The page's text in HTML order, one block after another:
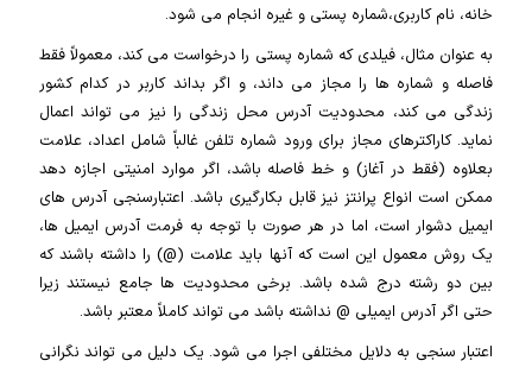
خانه، نام کاربری،شماره پستی و غیره انجام می شود.
به عنوان مثال، فیلدی که شماره پستی را درخواست می کند، معمولاً فقط
فاصله و شماره ها را مجاز می داند، و اگر بداند کاربر در کدام کشور
زندگی می کند، محدودیت آدرس محل زندگی را نیز می تواند اعمال
نماید. کاراکترهای مجاز برای ورود شماره تلفن غالباً شامل اعداد، علامت
بعلاوه (فقط در آغاز) و خط فاصله باشد، اگر موارد امنیتی اجازه دهد
ممکن است انواع پرانتز نیز قابل بکارگیری باشد. اعتبارسنجی آدرس های
ایمیل دشوار است، اما در هر صورت با توجه به فرمت آدرس ایمیل ها،
یک روش معمول این است که آنها باید علامت (@) را داشته باشند که
بین دو رشته درج شده باشد. برخی محدودیت ها جامع نیستند زیرا
حتی اگر آدرس ایمیلی @ نداشته باشد می تواند کاملاً معتبر باشد.
اعتبار سنجی به دلایل مختلفی اجرا می شود. یک دلیل می تواند نگرانی